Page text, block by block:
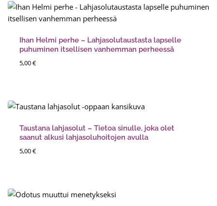
Ihan Helmi perhe – Lahjasolutaustasta lapselle
puhuminen itsellisen vanhemman perheessä
5,00€
Taustana lahjasolut – Tietoa sinulle, joka olet
saanut alkusi lahjasoluhoitojen avulla
5,00€